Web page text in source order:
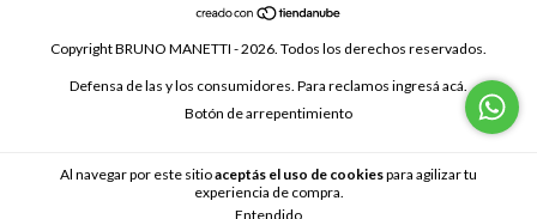
Al navegar por este sitioaceptás el uso de cookiespara agilizar tu
experiencia de compra.
Entendido
Copyright BRUNO MANETTI - 2026. Todos los derechos reservados.
Defensa de las y los consumidores. Para reclamos ingresá acá.
Botón de arrepentimiento